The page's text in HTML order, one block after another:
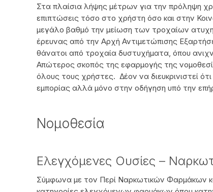
Στα πλαίσια λήψης μέτρων για την πρόληψη
επιπτώσεις τόσο στο χρήστη όσο και στην
μεγάλο βαθμό την μείωση των τροχαίων
έρευνας από την Αρχή Αντιμετώπισης
θάνατοι από τροχαία δυστυχήματα, όπου
Απώτερος σκοπός της εφαρμογής της
όλους τους χρήστες. Δέον να διευκρινιστεί
εμπορίας αλλά μόνο στην οδήγηση υπό την
Νομοθεσία
Ελεγχόμενες Ουσίες –
Σύμφωνα με τον Περί Ναρκωτικών Φαρμάκων